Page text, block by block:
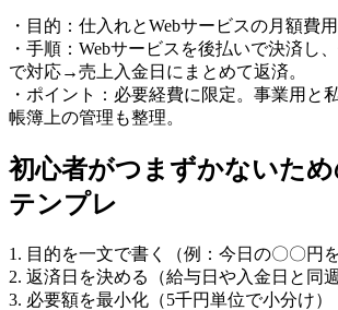
・目的：仕入れとWebサービスの月額費
・手順：Webサービスを後払いで決済し
で対応→売上入金日にまとめて返済。
・ポイント：必要経費に限定。事業用と
帳簿上の管理も整理。
初心者がつまずかないため
テンプレ
1. 目的を一文で書く（例：今日の〇〇円を
2. 返済日を決める（給与日や入金日と同週
3. 必要額を最小化（5千円単位で小分け）